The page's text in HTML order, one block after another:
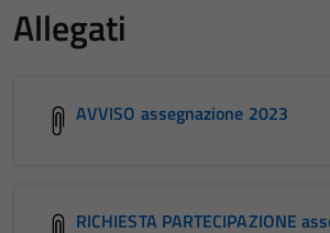
Allegati
AVVISO assegnazione 2023
RICHIESTA PARTECIPAZIONE